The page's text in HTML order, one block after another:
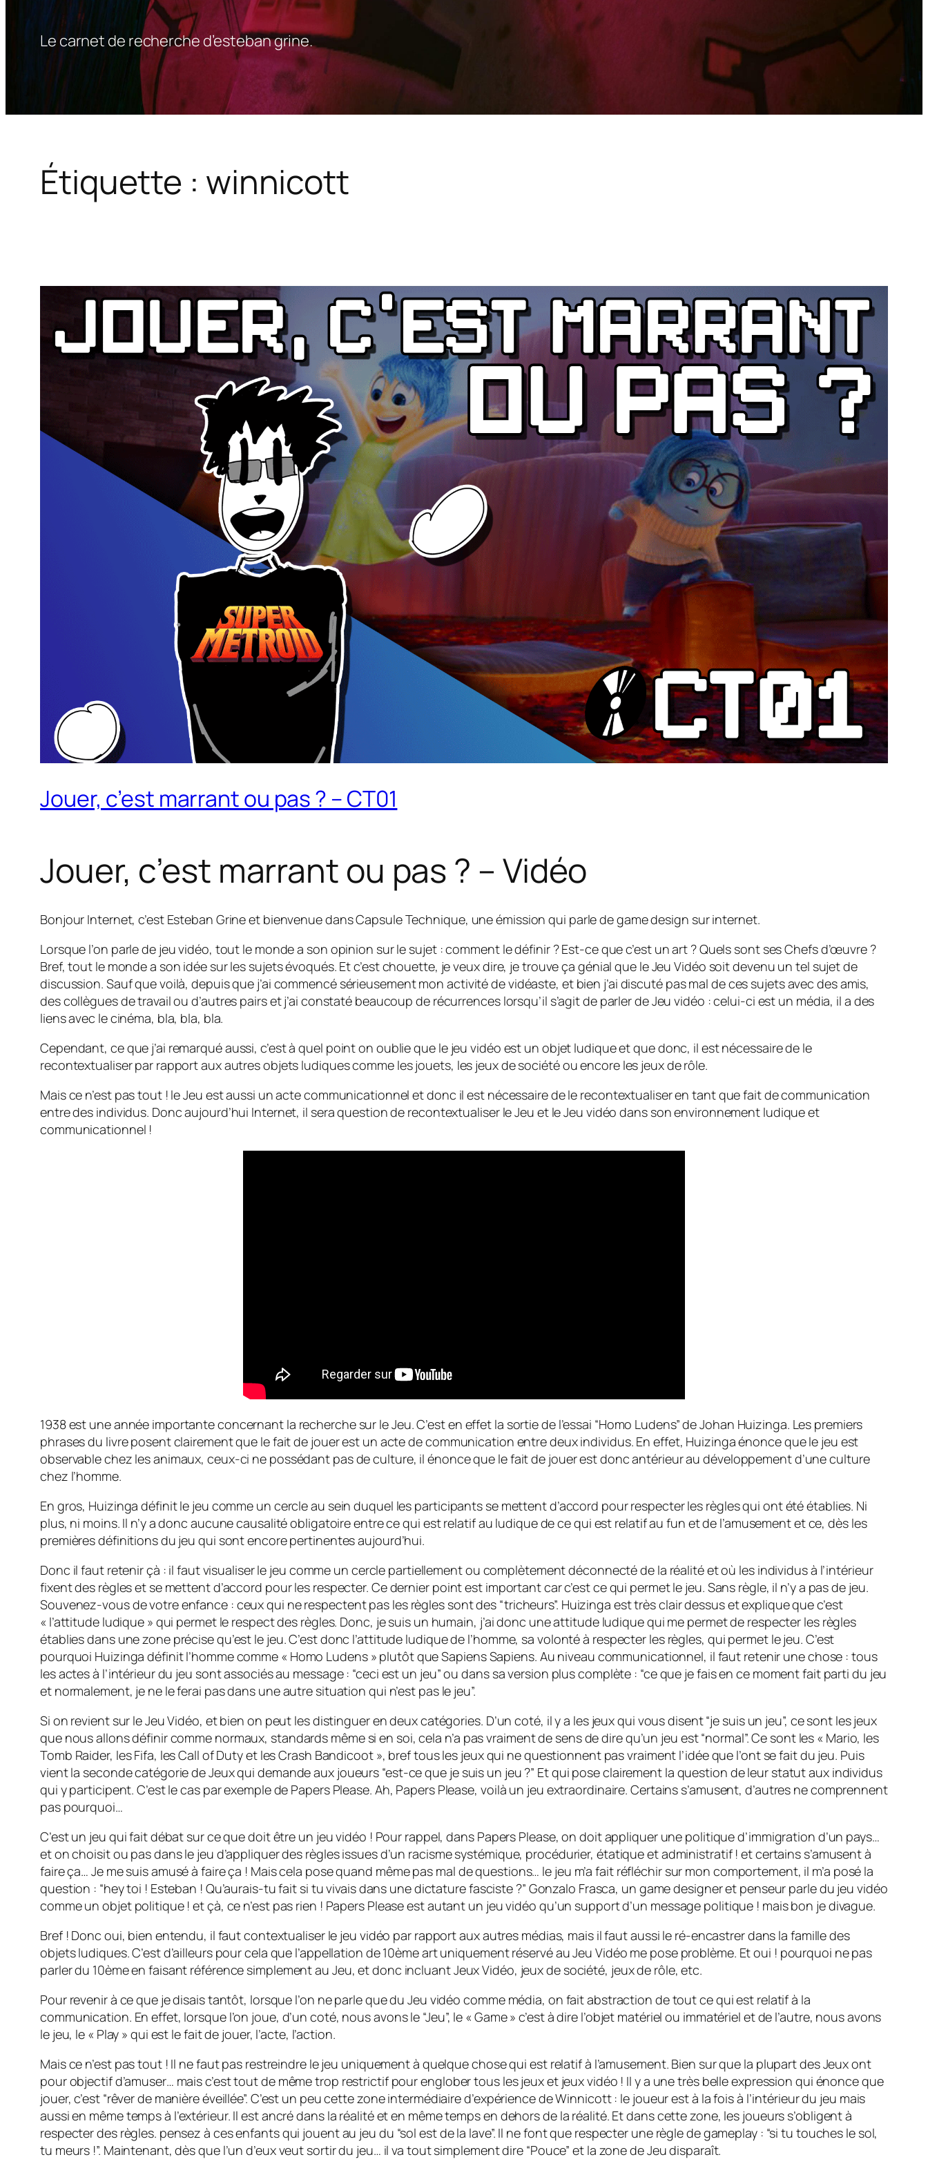
Le carnet de recherche d’esteban grine.
Étiquette : winnicott
Jouer, c’est marrant ou pas ? – CT01
Jouer, c’est marrant ou pas ? – Vidéo
Bonjour Internet, c’est Esteban Grine et bienvenue dans Capsule Technique, une émission qui parle de game design sur internet.
Lorsque l’on parle de jeu vidéo, tout le monde a son opinion sur le sujet : comment le définir ? Est-ce que c’est un art ? Quels sont ses Chefs d’œuvre ?
Bref, tout le monde a son idée sur les sujets évoqués. Et c’est chouette, je veux dire, je trouve ça génial que le Jeu Vidéo soit devenu un tel sujet de
discussion. Sauf que voilà, depuis que j’ai commencé sérieusement mon activité de vidéaste, et bien j’ai discuté pas mal de ces sujets avec des amis,
des collègues de travail ou d’autres pairs et j’ai constaté beaucoup de récurrences lorsqu’il s’agit de parler de Jeu vidéo : celui-ci est un média, il a des
liens avec le cinéma, bla, bla, bla.
Cependant, ce que j’ai remarqué aussi, c’est à quel point on oublie que le jeu vidéo est un objet ludique et que donc, il est nécessaire de le
recontextualiser par rapport aux autres objets ludiques comme les jouets, les jeux de société ou encore les jeux de rôle.
Mais ce n’est pas tout ! le Jeu est aussi un acte communicationnel et donc il est nécessaire de le recontextualiser en tant que fait de communication
entre des individus. Donc aujourd’hui Internet, il sera question de recontextualiser le Jeu et le Jeu vidéo dans son environnement ludique et
communicationnel !
1938 est une année importante concernant la recherche sur le Jeu. C’est en effet la sortie de l’essai “Homo Ludens” de Johan Huizinga. Les premiers
phrases du livre posent clairement que le fait de jouer est un acte de communication entre deux individus. En effet, Huizinga énonce que le jeu est
observable chez les animaux, ceux-ci ne possédant pas de culture, il énonce que le fait de jouer est donc antérieur au développement d’une culture
chez l’homme.
En gros, Huizinga définit le jeu comme un cercle au sein duquel les participants se mettent d’accord pour respecter les règles qui ont été établies. Ni
plus, ni moins. Il n’y a donc aucune causalité obligatoire entre ce qui est relatif au ludique de ce qui est relatif au fun et de l’amusement et ce, dès les
premières définitions du jeu qui sont encore pertinentes aujourd’hui.
Donc il faut retenir çà : il faut visualiser le jeu comme un cercle partiellement ou complètement déconnecté de la réalité et où les individus à l’intérieur
fixent des règles et se mettent d’accord pour les respecter. Ce dernier point est important car c’est ce qui permet le jeu. Sans règle, il n’y a pas de jeu.
Souvenez-vous de votre enfance : ceux qui ne respectent pas les règles sont des “tricheurs”. Huizinga est très clair dessus et explique que c’est
« l’attitude ludique » qui permet le respect des règles. Donc, je suis un humain, j’ai donc une attitude ludique qui me permet de respecter les règles
établies dans une zone précise qu’est le jeu. C’est donc l’attitude ludique de l’homme, sa volonté à respecter les règles, qui permet le jeu. C’est
pourquoi Huizinga définit l’homme comme « Homo Ludens » plutôt que Sapiens Sapiens. Au niveau communicationnel, il faut retenir une chose : tous
les actes à l’intérieur du jeu sont associés au message : “ceci est un jeu” ou dans sa version plus complète : “ce que je fais en ce moment fait parti du jeu
et normalement, je ne le ferai pas dans une autre situation qui n’est pas le jeu”.
Si on revient sur le Jeu Vidéo, et bien on peut les distinguer en deux catégories. D’un coté, il y a les jeux qui vous disent “je suis un jeu”, ce sont les jeux
que nous allons définir comme normaux, standards même si en soi, cela n’a pas vraiment de sens de dire qu’un jeu est “normal”. Ce sont les « Mario, les
Tomb Raider, les Fifa, les Call of Duty et les Crash Bandicoot », bref tous les jeux qui ne questionnent pas vraiment l’idée que l’ont se fait du jeu. Puis
vient la seconde catégorie de Jeux qui demande aux joueurs “est-ce que je suis un jeu ?” Et qui pose clairement la question de leur statut aux individus
qui y participent. C’est le cas par exemple de Papers Please. Ah, Papers Please, voilà un jeu extraordinaire. Certains s’amusent, d’autres ne comprennent
pas pourquoi…
C’est un jeu qui fait débat sur ce que doit être un jeu vidéo ! Pour rappel, dans Papers Please, on doit appliquer une politique d’immigration d’un pays…
et on choisit ou pas dans le jeu d’appliquer des règles issues d’un racisme systémique, procédurier, étatique et administratif ! et certains s’amusent à
faire ça… Je me suis amusé à faire ça ! Mais cela pose quand même pas mal de questions… le jeu m’a fait réfléchir sur mon comportement, il m’a posé la
question : “hey toi ! Esteban ! Qu’aurais-tu fait si tu vivais dans une dictature fasciste ?” Gonzalo Frasca, un game designer et penseur parle du jeu vidéo
comme un objet politique ! et çà, ce n’est pas rien ! Papers Please est autant un jeu vidéo qu’un support d’un message politique ! mais bon je divague.
Bref ! Donc oui, bien entendu, il faut contextualiser le jeu vidéo par rapport aux autres médias, mais il faut aussi le ré-encastrer dans la famille des
objets ludiques. C’est d’ailleurs pour cela que l’appellation de 10ème art uniquement réservé au Jeu Vidéo me pose problème. Et oui ! pourquoi ne pas
parler du 10ème en faisant référence simplement au Jeu, et donc incluant Jeux Vidéo, jeux de société, jeux de rôle, etc.
Pour revenir à ce que je disais tantôt, lorsque l’on ne parle que du Jeu vidéo comme média, on fait abstraction de tout ce qui est relatif à la
communication. En effet, lorsque l’on joue, d’un coté, nous avons le “Jeu”, le « Game » c’est à dire l’objet matériel ou immatériel et de l’autre, nous avons
le jeu, le « Play » qui est le fait de jouer, l’acte, l’action.
Mais ce n’est pas tout ! Il ne faut pas restreindre le jeu uniquement à quelque chose qui est relatif à l’amusement. Bien sur que la plupart des Jeux ont
pour objectif d’amuser… mais c’est tout de même trop restrictif pour englober tous les jeux et jeux vidéo ! Il y a une très belle expression qui énonce que
jouer, c’est “rêver de manière éveillée”. C’est un peu cette zone intermédiaire d’expérience de Winnicott : le joueur est à la fois à l’intérieur du jeu mais
aussi en même temps à l’extérieur. Il est ancré dans la réalité et en même temps en dehors de la réalité. Et dans cette zone, les joueurs s’obligent à
respecter des règles. pensez à ces enfants qui jouent au jeu du “sol est de la lave”. Il ne font que respecter une règle de gameplay : “si tu touches le sol,
tu meurs !”. Maintenant, dès que l’un d’eux veut sortir du jeu… il va tout simplement dire “Pouce” et la zone de Jeu disparaît.